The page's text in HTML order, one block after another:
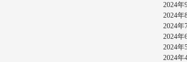
2024年
2024年
2024年
2024年
2024年
2024年